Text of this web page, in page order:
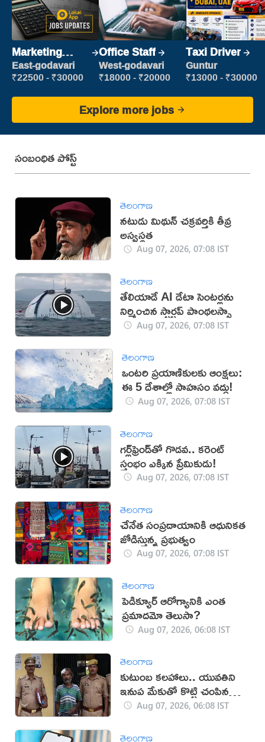
Marketing
Executive
East-godavari
₹22500 - ₹30000
Office Staff
West-godavari
₹18000 - ₹20000
Taxi Driver
Guntur
₹13000 - ₹30000
Explore more jobs
సంబంధిత పోస్ట్
తెలంగాణ
నటుడు మిథున్ చక్రవర్తికి తీవ్ర
అస్వస్థత
Aug 07, 2026, 07:08 IST
తెలంగాణ
తేలియాడే AI డేటా సెంటర్లను
నిర్మించిన స్టార్టప్ పాంథలస్సా
Aug 07, 2026, 07:08 IST
తెలంగాణ
ఒంటరి ప్రయాణికులకు ఆంక్షలు:
ఈ 5 దేశాల్లో సాహసం వద్దు!
Aug 07, 2026, 07:08 IST
తెలంగాణ
గర్ల్‌ఫ్రెండ్‌తో గొడవ.. కరెంట్
స్తంభం ఎక్కిన ప్రేమికుడు!
Aug 07, 2026, 07:08 IST
తెలంగాణ
చేనేత సంప్రదాయానికి ఆధునికత
జోడిస్తున్న ప్రభుత్వం
Aug 07, 2026, 07:08 IST
తెలంగాణ
పెడిక్యూర్ ఆరోగ్యానికి ఎంత
ప్రమాదమో తెలుసా?
Aug 07, 2026, 06:08 IST
తెలంగాణ
కుటుంబ కలహాలు.. యువతిని
ఇనుప మేకుతో కొట్టి చంపిన
తండ్రిAug 07, 2026, 06:08 IST
తెలంగాణ